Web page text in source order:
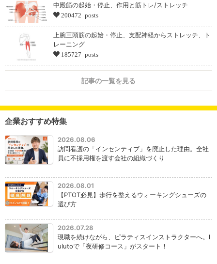
中殿筋の起始・停止、作用と筋トレ/ストレッチ
200472 posts
上腕三頭筋の起始・停止、支配神経からストレッチ、ト
レーニング
185727 posts
記事の一覧を見る
企業おすすめ特集
2026.08.06
訪問看護の「インセンティブ」を廃止した理由。全社
員に不採用権を渡す会社の組織づくり
2026.08.01
【PTOT必見】歩行を整えるウォーキングシューズの
選び方
2026.07.28
現職を続けながら、ピラティスインストラクターへ。l
ulutoで「夜研修コース」がスタート！